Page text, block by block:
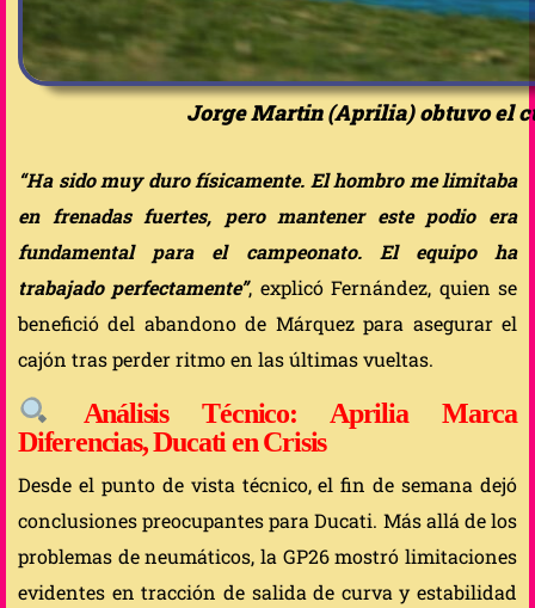
Jorge Martin (Aprilia) obtuvo el
“Ha sido muy duro físicamente. El hombro me limitaba
en frenadas fuertes, pero mantener este podio era
fundamental para el campeonato. El equipo ha
trabajado perfectamente”, explicó Fernández, quien se
benefició del abandono de Márquez para asegurar el
cajón tras perder ritmo en las últimas vueltas.
Análisis Técnico: Aprilia Marca
Diferencias, Ducati en Crisis
Desde el punto de vista técnico, el fin de semana dejó
conclusiones preocupantes para Ducati. Más allá de los
problemas de neumáticos, la GP26 mostró limitaciones
evidentes en tracción de salida de curva y estabilidad